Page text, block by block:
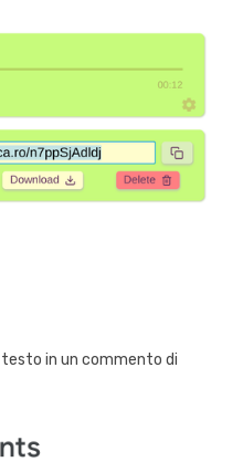
in un commento di